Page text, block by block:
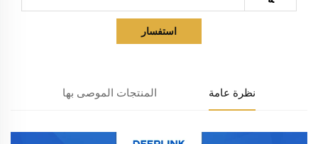
استفسار
نظرة عامة المنتجات الموصى بها